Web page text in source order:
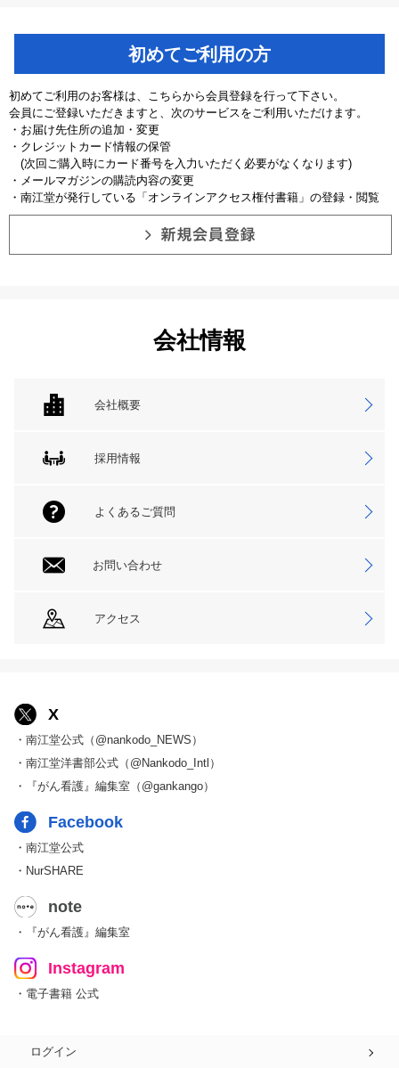
初めてご利用の方
初めてご利用のお客様は、こちらから会員登録を行って下さい。
会員にご登録いただきますと、次のサービスをご利用いただけます。
・お届け先住所の追加・変更
・クレジットカード情報の保管
(次回ご購入時にカード番号を入力いただく必要がなくなります)
・メールマガジンの購読内容の変更
・南江堂が発行している「オンラインアクセス権付書籍」の登録・閲覧
会社情報
会社概要
採用情報
よくあるご質問
お問い合わせ
アクセス
X
・南江堂公式（@nankodo_NEWS）
・南江堂洋書部公式（@Nankodo_Intl）
・『がん看護』編集室（@gankango）
Facebook
・南江堂公式
・NurSHARE
note
・『がん看護』編集室
Instagram
・電子書籍 公式
ログイン